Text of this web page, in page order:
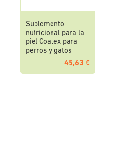
Suplemento
nutricional para la
piel Coatex para
perros y gatos
45,63 €